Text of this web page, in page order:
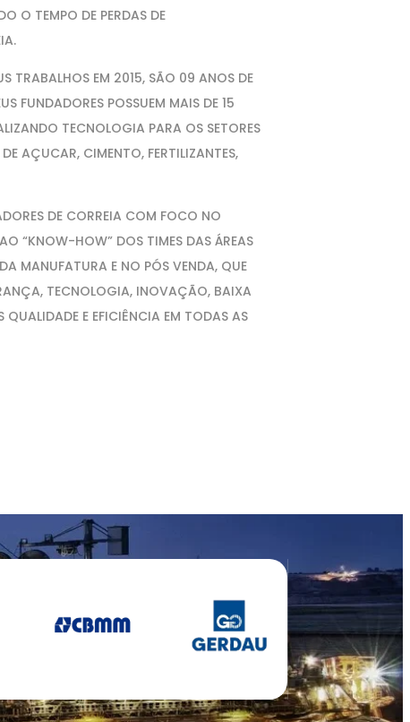
O TEMPO DE PERDAS DE
TRABALHOS EM 2015, SÃO 09 ANOS DE
FUNDADORES POSSUEM MAIS DE 15
TECNOLOGIA PARA OS SETORES
AÇUCAR, CIMENTO, FERTILIZANTES,
DE CORREIA COM FOCO NO
“KNOW-HOW” DOS TIMES DAS ÁREAS
MANUFATURA E NO PÓS VENDA, QUE
TECNOLOGIA, INOVAÇÃO, BAIXA
E EFICIÊNCIA EM TODAS AS